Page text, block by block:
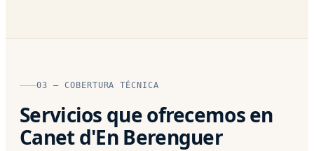
03 — COBERTURA TÉCNICA
Servicios que ofrecemos en
Canet d'En Berenguer